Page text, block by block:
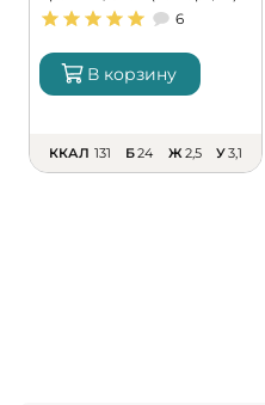
6
В корзину
ККАЛ 131 Б24 Ж 2,5 У3,1